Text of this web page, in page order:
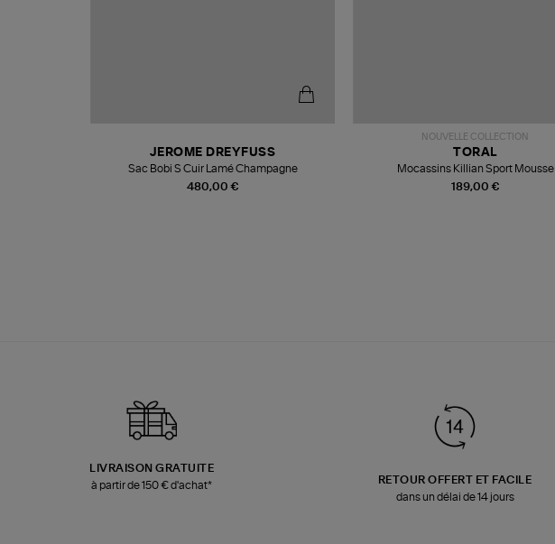
480,00 €
JEROME DREYFUSS
Sac Bobi S Cuir Lamé Champagne
NOUVELLE COLLECTION
189,00 €
TORAL
Mocassins Killian Sport Mousse
LIVRAISON GRATUITE
à partir de 150 € d'achat*
RETOUR OFFERT ET FACILE
dans un délai de 14 jours